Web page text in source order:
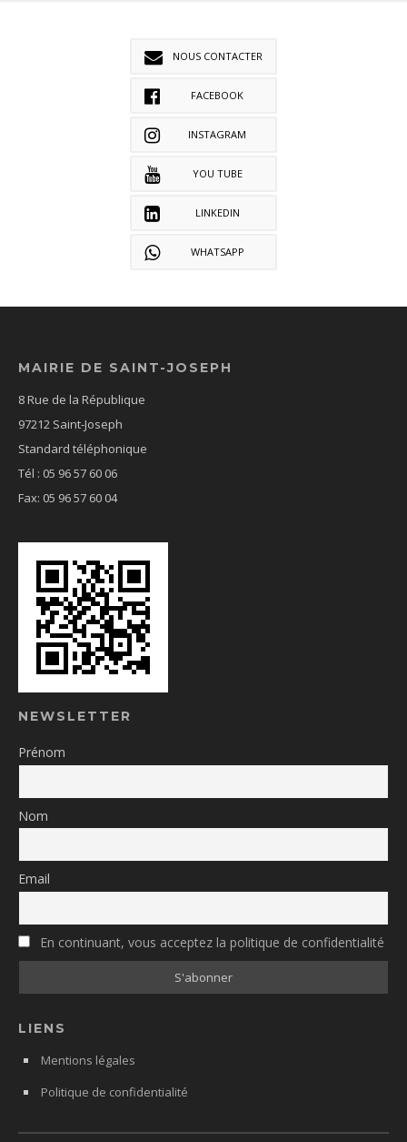
NOUS CONTACTER
FACEBOOK
INSTAGRAM
YOU TUBE
LINKEDIN
WHATSAPP
MAIRIE DE SAINT-JOSEPH
8 Rue de la République
97212 Saint-Joseph
Standard téléphonique
Tél : 05 96 57 60 06
Fax: 05 96 57 60 04
NEWSLETTER
Prénom
Nom
Email
En continuant, vous acceptez la politique de confidentialité
LIENS
Mentions légales
Politique de confidentialité